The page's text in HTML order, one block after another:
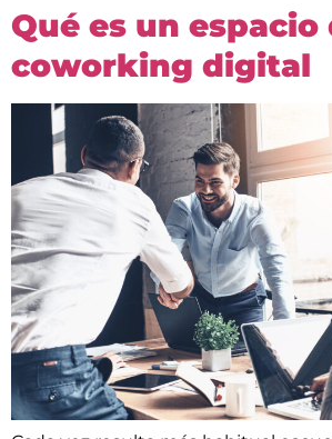
Qué es un espacio
coworking digital